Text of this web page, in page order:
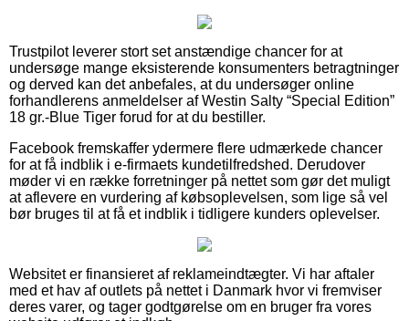
Trustpilot leverer stort set anstændige chancer for at
undersøge mange eksisterende konsumenters betragtninger
og derved kan det anbefales, at du undersøger online
forhandlerens anmeldelser af Westin Salty “Special Edition”
18 gr.-Blue Tiger forud for at du bestiller.
Facebook fremskaffer ydermere flere udmærkede chancer
for at få indblik i e-firmaets kundetilfredshed. Derudover
møder vi en række forretninger på nettet som gør det muligt
at aflevere en vurdering af købsoplevelsen, som lige så vel
bør bruges til at få et indblik i tidligere kunders oplevelser.
Websitet er finansieret af reklameindtægter. Vi har aftaler
med et hav af outlets på nettet i Danmark hvor vi fremviser
deres varer, og tager godtgørelse om en bruger fra vores